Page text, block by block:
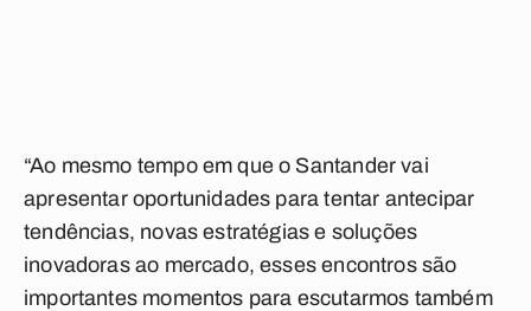
“Ao mesmo tempo em que o Santander vai
apresentar oportunidades para tentar antecipar
tendências, novas estratégias e soluções
inovadoras ao mercado, esses encontros são
importantes momentos para escutarmos também